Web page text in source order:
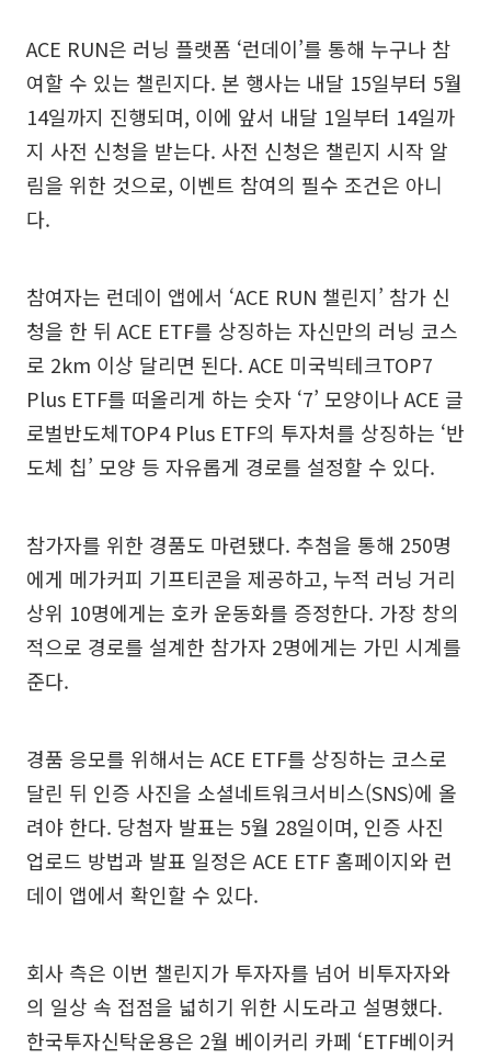
ACE RUN은 러닝 플랫폼 ‘런데이’를 통해 누구나 참
여할 수 있는 챌린지다. 본 행사는 내달 15일부터 5월
14일까지 진행되며, 이에 앞서 내달 1일부터 14일까
지 사전 신청을 받는다. 사전 신청은 챌린지 시작 알
림을 위한 것으로, 이벤트 참여의 필수 조건은 아니
다.
참여자는 런데이 앱에서 ‘ACE RUN 챌린지’ 참가 신
청을 한 뒤 ACE ETF를 상징하는 자신만의 러닝 코스
로 2km 이상 달리면 된다. ACE 미국빅테크TOP7
Plus ETF를 떠올리게 하는 숫자 ‘7’ 모양이나 ACE 글
로벌반도체TOP4 Plus ETF의 투자처를 상징하는 ‘반
도체 칩’ 모양 등 자유롭게 경로를 설정할 수 있다.
참가자를 위한 경품도 마련됐다. 추첨을 통해 250명
에게 메가커피 기프티콘을 제공하고, 누적 러닝 거리
상위 10명에게는 호카 운동화를 증정한다. 가장 창의
적으로 경로를 설계한 참가자 2명에게는 가민 시계를
준다.
경품 응모를 위해서는 ACE ETF를 상징하는 코스로
달린 뒤 인증 사진을 소셜네트워크서비스(SNS)에 올
려야 한다. 당첨자 발표는 5월 28일이며, 인증 사진
업로드 방법과 발표 일정은 ACE ETF 홈페이지와 런
데이 앱에서 확인할 수 있다.
회사 측은 이번 챌린지가 투자자를 넘어 비투자자와
의 일상 속 접점을 넓히기 위한 시도라고 설명했다.
한국투자신탁운용은 2월 베이커리 카페 ‘ETF베이커